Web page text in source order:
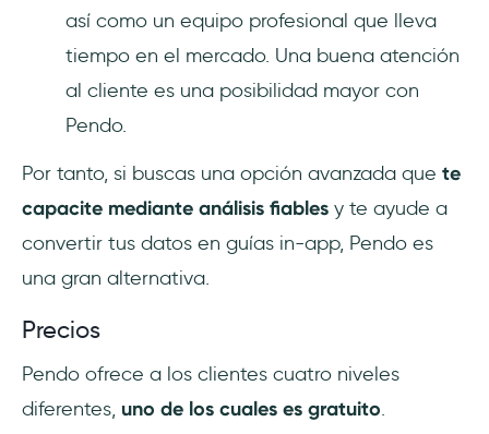
así como un equipo profesional que lleva
tiempo en el mercado. Una buena atención
al cliente es una posibilidad mayor con
Pendo.
Por tanto, si buscas una opción avanzada que te
capacite mediante análisis fiables y te ayude a
convertir tus datos en guías in-app, Pendo es
una gran alternativa.
Precios
Pendo ofrece a los clientes cuatro niveles
diferentes, uno de los cuales es gratuito.